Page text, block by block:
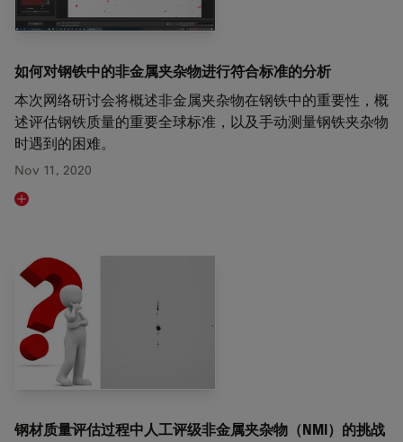
如何对钢铁中的非金属夹杂物进行符合标准的分析
本次网络研讨会将概述非金属夹杂物在钢铁中的重要性，概
述评估钢铁质量的重要全球标准，以及手动测量钢铁夹杂物
时遇到的困难。
Nov 11, 2020
Read article
钢材质量评估过程中人工评级非金属夹杂物（NMI）的挑战